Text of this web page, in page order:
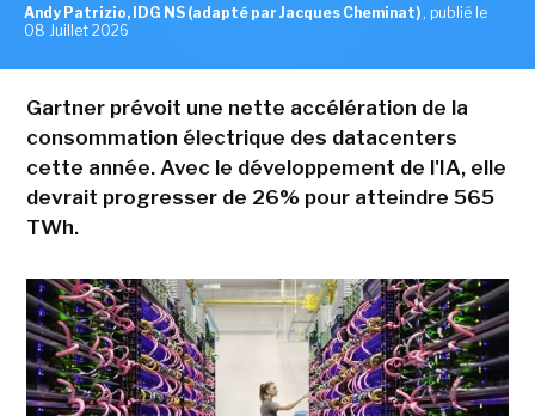
Andy Patrizio, IDG NS (adapté par Jacques Cheminat) , publié le
08 Juillet 2026
Gartner prévoit une nette accélération de la
consommation électrique des datacenters
cette année. Avec le développement de l'IA, elle
devrait progresser de 26% pour atteindre 565
TWh.